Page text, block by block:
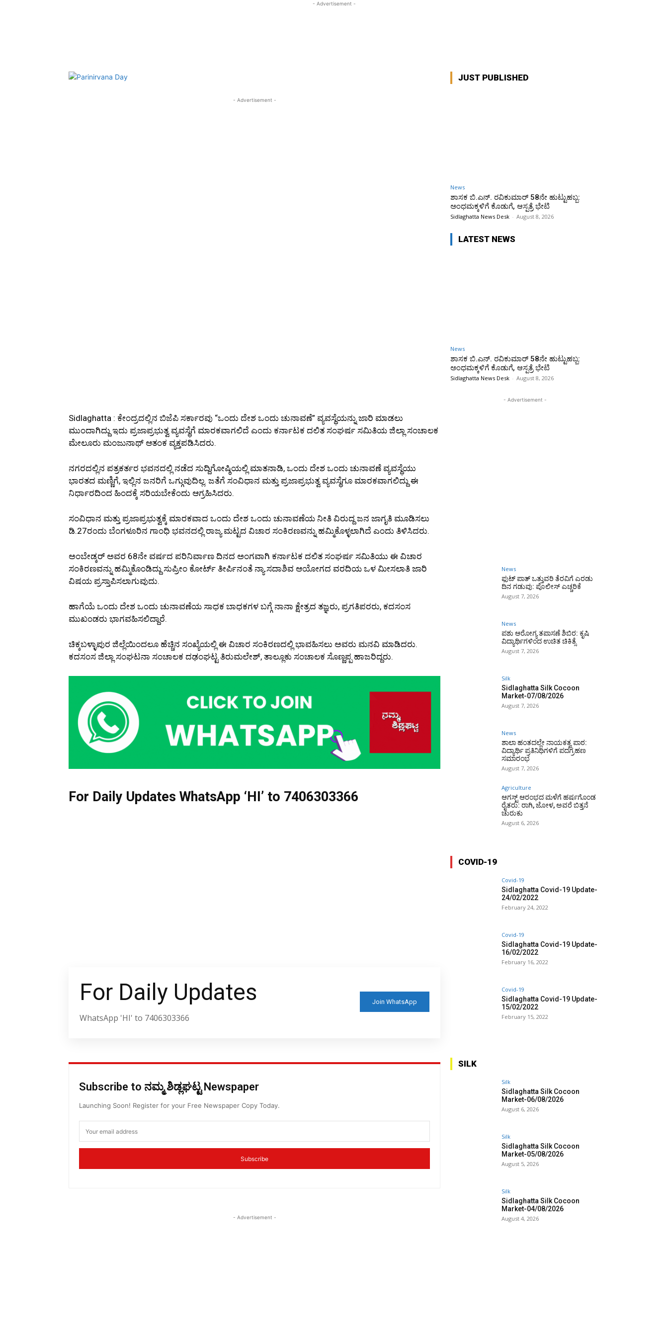
- Advertisement -
- Advertisement -
Sidlaghatta : ಕೇಂದ್ರದಲ್ಲಿನ ಬಿಜೆಪಿ ಸರ್ಕಾರವು “ಒಂದು ದೇಶ ಒಂದು ಚುನಾವಣೆ” ವ್ಯವಸ್ಥೆಯನ್ನು ಜಾರಿ ಮಾಡಲು
ಮುಂದಾಗಿದ್ದು ಇದು ಪ್ರಜಾಪ್ರಭುತ್ವ ವ್ಯವಸ್ಥೆಗೆ ಮಾರಕವಾಗಲಿದೆ ಎಂದು ಕರ್ನಾಟಕ ದಲಿತ ಸಂಘರ್ಷ ಸಮಿತಿಯ ಜಿಲ್ಲಾ ಸಂಚಾಲಕ
ಮೇಲೂರು ಮಂಜುನಾಥ್ ಆತಂಕ ವ್ಯಕ್ತಪಡಿಸಿದರು.
ನಗರದಲ್ಲಿನ ಪತ್ರಕರ್ತರ ಭವನದಲ್ಲಿ ನಡೆದ ಸುದ್ದಿಗೋಷ್ಠಿಯಲ್ಲಿ ಮಾತನಾಡಿ, ಒಂದು ದೇಶ ಒಂದು ಚುನಾವಣೆ ವ್ಯವಸ್ಥೆಯು
ಭಾರತದ ಮಣ್ಣಿಗೆ, ಇಲ್ಲಿನ ಜನರಿಗೆ ಒಗ್ಗುವುದಿಲ್ಲ. ಜತೆಗೆ ಸಂವಿಧಾನ ಮತ್ತು ಪ್ರಜಾಪ್ರಭುತ್ವ ವ್ಯವಸ್ಥೆಗೂ ಮಾರಕವಾಗಲಿದ್ದು ಈ
ನಿರ್ಧಾರದಿಂದ ಹಿಂದಕ್ಕೆ ಸರಿಯಬೇಕೆಂದು ಆಗ್ರಹಿಸಿದರು.
ಸಂವಿಧಾನ ಮತ್ತು ಪ್ರಜಾಪ್ರಭುತ್ವಕ್ಕೆ ಮಾರಕವಾದ ಒಂದು ದೇಶ ಒಂದು ಚುನಾವಣೆಯ ನೀತಿ ವಿರುದ್ದ ಜನ ಜಾಗೃತಿ ಮೂಡಿಸಲು
ಡಿ.27ರಂದು ಬೆಂಗಳೂರಿನ ಗಾಂಧಿ ಭವನದಲ್ಲಿ ರಾಜ್ಯ ಮಟ್ಟದ ವಿಚಾರ ಸಂಕಿರಣವನ್ನು ಹಮ್ಮಿಕೊಳ್ಳಲಾಗಿದೆ ಎಂದು ತಿಳಿಸಿದರು.
ಅಂಬೇಡ್ಕರ್ ಅವರ 68ನೇ ವರ್ಷದ ಪರಿನಿರ್ವಾಣ ದಿನದ ಅಂಗವಾಗಿ ಕರ್ನಾಟಕ ದಲಿತ ಸಂಘರ್ಷ ಸಮಿತಿಯು ಈ ವಿಚಾರ
ಸಂಕಿರಣವನ್ನು ಹಮ್ಮಿಕೊಂಡಿದ್ದು ಸುಪ್ರೀಂ ಕೋರ್ಟ್ ತೀರ್ಪಿನಂತೆ ನ್ಯಾ.ಸದಾಶಿವ ಆಯೋಗದ ವರದಿಯ ಒಳ ಮೀಸಲಾತಿ ಜಾರಿ
ವಿಷಯ ಪ್ರಸ್ತಾಪಿಸಲಾಗುವುದು.
ಹಾಗೆಯೆ ಒಂದು ದೇಶ ಒಂದು ಚುನಾವಣೆಯ ಸಾಧಕ ಬಾಧಕಗಳ ಬಗ್ಗೆ ನಾನಾ ಕ್ಷೇತ್ರದ ತಜ್ಞರು, ಪ್ರಗತಿಪರರು, ಕದಸಂಸ
ಮುಖಂಡರು ಭಾಗವಹಿಸಲಿದ್ದಾರೆ.
ಚಿಕ್ಕಬಳ್ಳಾಪುರ ಜಿಲ್ಲೆಯಿಂದಲೂ ಹೆಚ್ಚಿನ ಸಂಖ್ಯೆಯಲ್ಲಿ ಈ ವಿಚಾರ ಸಂಕಿರಣದಲ್ಲಿ ಭಾವಹಿಸಲು ಅವರು ಮನವಿ ಮಾಡಿದರು.
ಕದಸಂಸ ಜಿಲ್ಲಾ ಸಂಘಟನಾ ಸಂಚಾಲಕ ದಢಂಘಟ್ಟ ತಿರುಮಲೇಶ್, ತಾಲ್ಲೂಕು ಸಂಚಾಲಕ ಸೊಣ್ಣಪ್ಪ ಹಾಜರಿದ್ದರು.
For Daily Updates WhatsApp ‘HI’ to 7406303366
For Daily Updates
WhatsApp 'HI' to 7406303366
Join WhatsApp
Subscribe to ನಮ್ಮ ಶಿಡ್ಲಘಟ್ಟ Newspaper
Launching Soon! Register for your Free Newspaper Copy Today.
Subscribe
- Advertisement -
JUST PUBLISHED
News
ಶಾಸಕ ಬಿ.ಎನ್. ರವಿಕುಮಾರ್ 58ನೇ ಹುಟ್ಟುಹಬ್ಬ:
ಅಂಧಮಕ್ಕಳಿಗೆ ಕೊಡುಗೆ, ಆಸ್ಪತ್ರೆ ಭೇಟಿ
Sidlaghatta News Desk - August 8, 2026
LATEST NEWS
News
ಶಾಸಕ ಬಿ.ಎನ್. ರವಿಕುಮಾರ್ 58ನೇ ಹುಟ್ಟುಹಬ್ಬ:
ಅಂಧಮಕ್ಕಳಿಗೆ ಕೊಡುಗೆ, ಆಸ್ಪತ್ರೆ ಭೇಟಿ
Sidlaghatta News Desk - August 8, 2026
- Advertisement -
News
ಫುಟ್‌ ಪಾತ್ ಒತ್ತುವರಿ ತೆರವಿಗೆ ಎರಡು
ದಿನ ಗಡುವು: ಪೊಲೀಸ್ ಎಚ್ಚರಿಕೆ
August 7, 2026
News
ಪಶು ಆರೋಗ್ಯ ತಪಾಸಣೆ ಶಿಬಿರ: ಕೃಷಿ
ವಿದ್ಯಾರ್ಥಿಗಳಿಂದ ಉಚಿತ ಚಿಕಿತ್ಸೆ
August 7, 2026
Silk
Sidlaghatta Silk Cocoon
Market-07/08/2026
August 7, 2026
News
ಶಾಲಾ ಹಂತದಲ್ಲೇ ನಾಯಕತ್ವ ಪಾಠ:
ವಿದ್ಯಾರ್ಥಿ ಪ್ರತಿನಿಧಿಗಳಿಗೆ ಪದಗ್ರಹಣ
ಸಮಾರಂಭ
August 7, 2026
Agriculture
ಆಗಸ್ಟ್ ಆರಂಭದ ಮಳೆಗೆ ಹರ್ಷಗೊಂಡ
ರೈತರು: ರಾಗಿ, ಜೋಳ, ಅವರೆ ಬಿತ್ತನೆ
ಚುರುಕು
August 6, 2026
COVID-19
Covid-19
Sidlaghatta Covid-19 Update-
24/02/2022
February 24, 2022
Covid-19
Sidlaghatta Covid-19 Update-
16/02/2022
February 16, 2022
Covid-19
Sidlaghatta Covid-19 Update-
15/02/2022
February 15, 2022
SILK
Silk
Sidlaghatta Silk Cocoon
Market-06/08/2026
August 6, 2026
Silk
Sidlaghatta Silk Cocoon
Market-05/08/2026
August 5, 2026
Silk
Sidlaghatta Silk Cocoon
Market-04/08/2026
August 4, 2026